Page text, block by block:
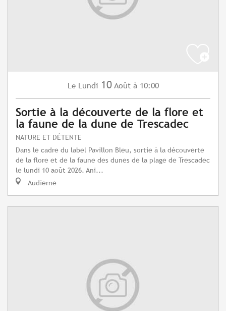
Le Lundi 10 Août à 10:00
Sortie à la découverte de la flore et
la faune de la dune de Trescadec
NATURE ET DÉTENTE
Dans le cadre du label Pavillon Bleu, sortie à la découverte
de la flore et de la faune des dunes de la plage de Trescadec
le lundi 10 août 2026. Ani...
Audierne